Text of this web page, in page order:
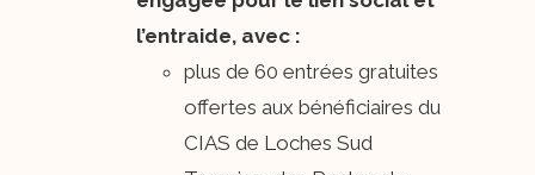
l’entraide, avec :
plus de 60 entrées gratuites
offertes aux bénéficiaires du
CIAS de Loches Sud